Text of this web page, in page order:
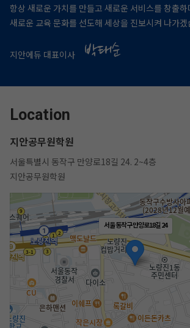
항상 새로운 가치를 만들고 새로운 서비스를 창출하
새로운 교육 문화를 선도해 세상을 진보시켜 나가겠
지안에듀 대표이사
Location
지안공무원학원
서울특별시 동작구 만양로18길 24. 2~4층
지안공무원학원
서울 동작구 만양로18길 24